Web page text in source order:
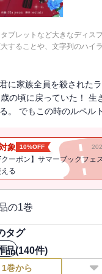
ブレットなど大きなディス
することや、文字列のハイ
に家族全員を殺された
の頃に戻っていた！
。 でもこの時のルペル
象 10%OFF
クーポン】サマーブックフェ
る
の1巻
タグ
品(140件)
1巻から